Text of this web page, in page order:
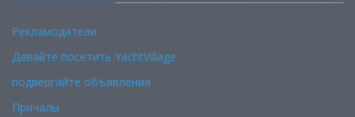
Рекламодатели
Давайте посетить YachtVillage
подвергайте объявления
Причалы